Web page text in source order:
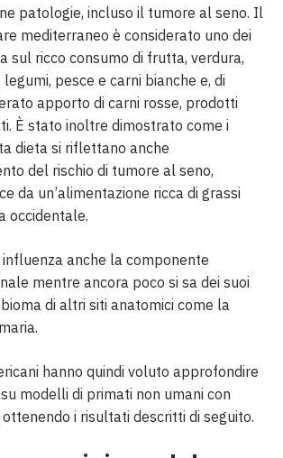
patologie, incluso il tumore al seno. Il
mediterraneo è considerato uno dei
sul ricco consumo di frutta, verdura,
pesce e carni bianche e, di
apporto di carni rosse, prodotti
È stato inoltre dimostrato come i
dieta si riflettano anche
del rischio di tumore al seno,
da un’alimentazione ricca di grassi
occidentale.
influenza anche la componente
mentre ancora poco si sa dei suoi
di altri siti anatomici come la
hanno quindi voluto approfondire
modelli di primati non umani con
i risultati descritti di seguito.